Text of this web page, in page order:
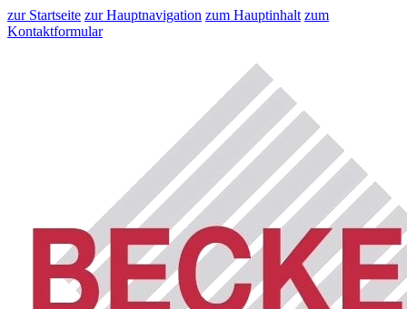
zur Startseite zur Hauptnavigation zum Hauptinhalt zum
Kontaktformular